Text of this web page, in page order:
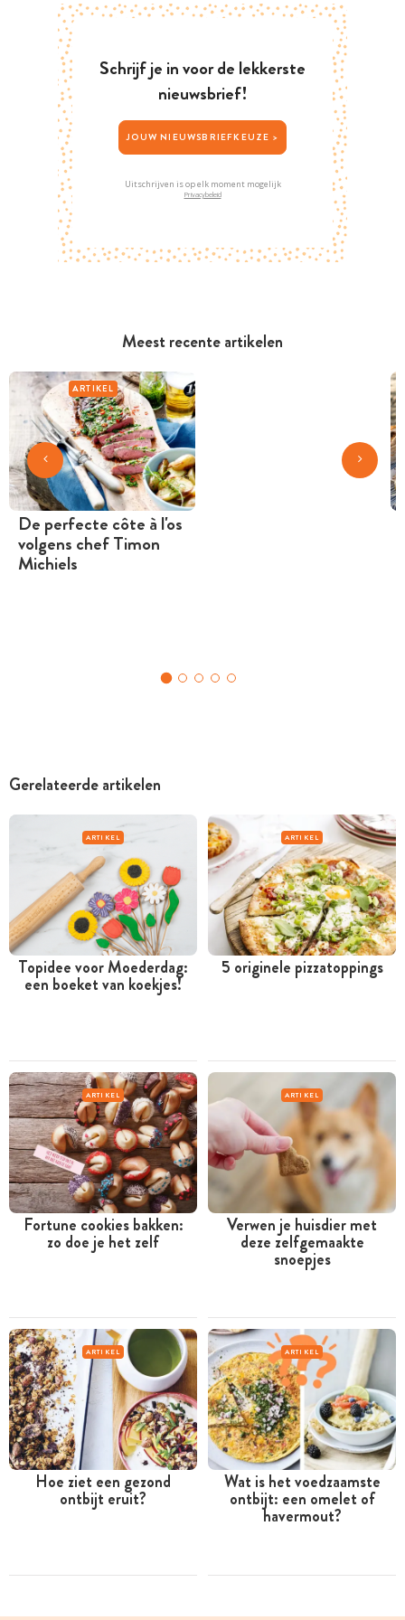
Meest recente artikelen
ARTIKEL
De perfecte côte à l'os
volgens chef Timon
Michiels
Schrijf je in voor de lekkerste
nieuwsbrief!
JOUW NIEUWSBRIEFKEUZE >
Uitschrijven is op elk moment mogelijk
Privacybeleid
Gerelateerde artikelen
ARTIKEL
Topidee voor Moederdag:
een boeket van koekjes!
ARTIKEL
5 originele pizzatoppings
ARTIKEL
Fortune cookies bakken:
zo doe je het zelf
ARTIKEL
Verwen je huisdier met
deze zelfgemaakte
snoepjes
ARTIKEL
Hoe ziet een gezond
ontbijt eruit?
ARTIKEL
Wat is het voedzaamste
ontbijt: een omelet of
havermout?